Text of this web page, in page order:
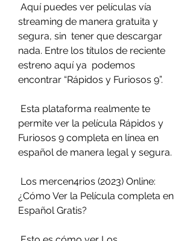
streaming de manera gratuita y
segura, sin  tener que descargar
nada. Entre los títulos de reciente
estreno aquí ya  podemos
encontrar “Rápidos y Furiosos 9”.
permite ver la película Rápidos y
Furiosos 9 completa en línea en
español de manera legal y segura.
¿Cómo Ver la Película completa en
Español Gratis?